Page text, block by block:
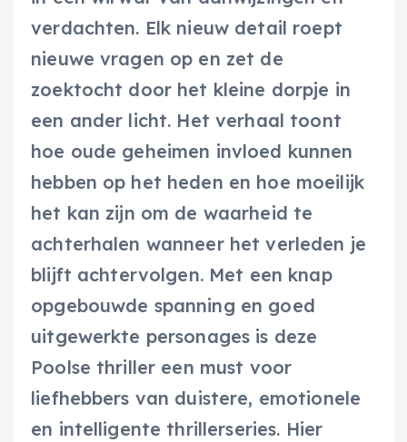
verdachten. Elk nieuw detail roept
nieuwe vragen op en zet de
zoektocht door het kleine dorpje in
een ander licht. Het verhaal toont
hoe oude geheimen invloed kunnen
hebben op het heden en hoe moeilijk
het kan zijn om de waarheid te
achterhalen wanneer het verleden je
blijft achtervolgen. Met een knap
opgebouwde spanning en goed
uitgewerkte personages is deze
Poolse thriller een must voor
liefhebbers van duistere, emotionele
en intelligente thrillerseries. Hier